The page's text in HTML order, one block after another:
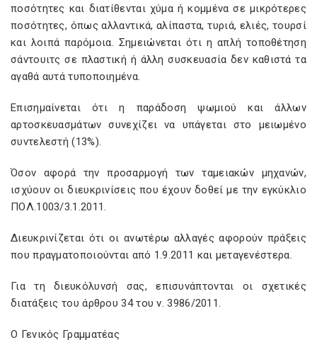
ποσότητες και διατίθενται χύμα ή κομμένα σε μικρότερες
ποσότητες, όπως αλλαντικά, αλίπαστα, τυριά, ελιές, τουρσί
και λοιπά παρόμοια. Σημειώνεται ότι η απλή τοποθέτηση
σάντουιτς σε πλαστική ή άλλη συσκευασία δεν καθιστά τα
αγαθά αυτά τυποποιημένα.
Επισημαίνεται ότι η παράδοση ψωμιού και άλλων
αρτοσκευασμάτων συνεχίζει να υπάγεται στο μειωμένο
συντελεστή (13%).
Όσον αφορά την προσαρμογή των ταμειακών μηχανών,
ισχύουν οι διευκρινίσεις που έχουν δοθεί με την εγκύκλιο
ΠΟΛ.1003/3.1.2011.
Διευκρινίζεται ότι οι ανωτέρω αλλαγές αφορούν πράξεις
που πραγματοποιούνται από 1.9.2011 και μεταγενέστερα.
Για τη διευκόλυνσή σας, επισυνάπτονται οι σχετικές
διατάξεις του άρθρου 34 του ν. 3986/2011.
Ο Γενικός Γραμματέας